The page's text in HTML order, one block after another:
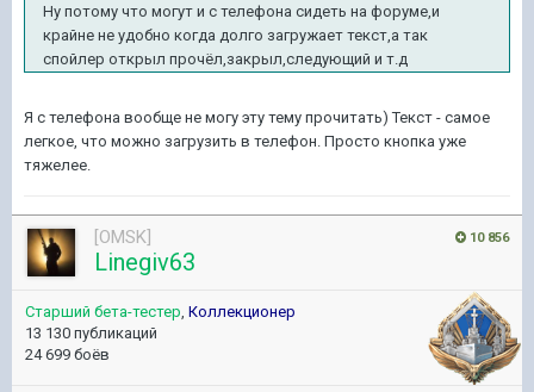
Ну потому что могут и с телефона сидеть на форуме,и
крайне не удобно когда долго загружает текст,а так
спойлер открыл прочёл,закрыл,следующий и т.д
Я с телефона вообще не могу эту тему прочитать) Текст - самое
легкое, что можно загрузить в телефон. Просто кнопка уже
тяжелее.
10 856
[OMSK]
Linegiv63
Старший бета-тестер Коллекционер
13 130 публикаций
24 699 боёв